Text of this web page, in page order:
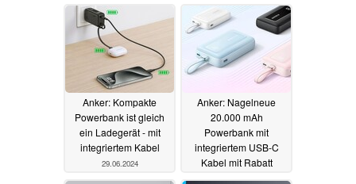
Anker: Kompakte
Powerbank ist gleich
ein Ladegerät - mit
integriertem Kabel
29.06.2024
Anker: Nagelneue
20.000 mAh
Powerbank mit
integriertem USB-C
Kabel mit Rabatt
erhältlich28.06.2024